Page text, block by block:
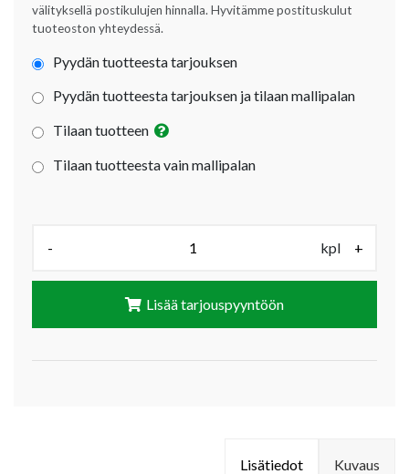
välityksellä postikulujen hinnalla. Hyvitämme postituskulut
tuoteoston yhteydessä.
Pyydän tuotteesta tarjouksen
Pyydän tuotteesta tarjouksen ja tilaan mallipalan
Tilaan tuotteen
Tilaan tuotteesta vain mallipalan
- kpl +
Lisää tarjouspyyntöön
Kuvaus
Lisätiedot